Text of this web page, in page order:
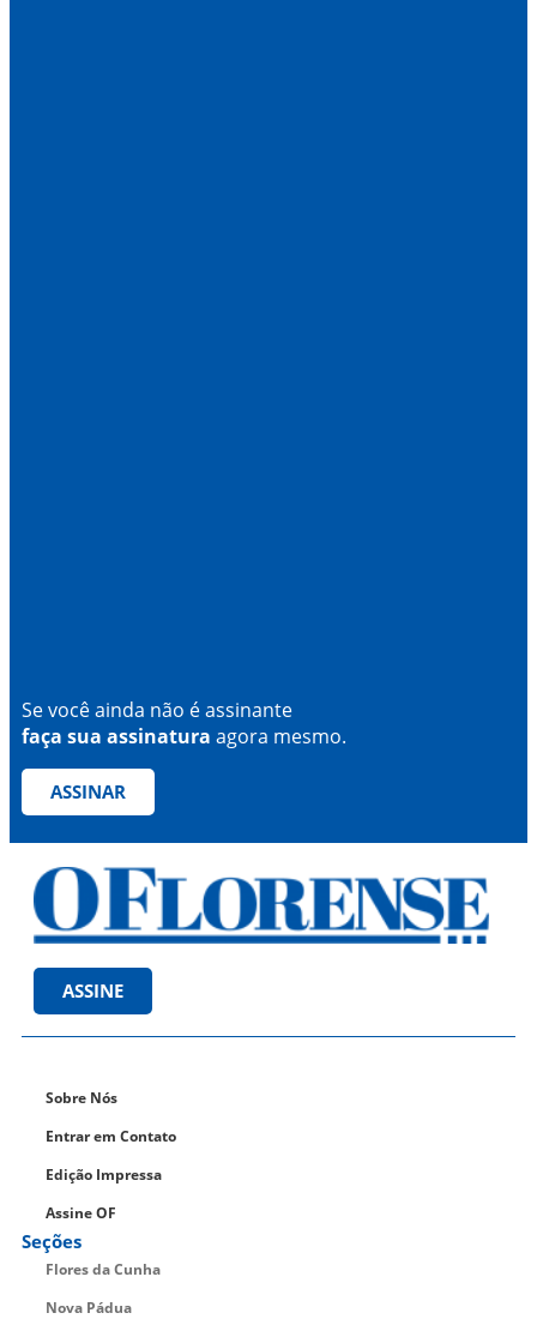
Se você ainda não é assinante
faça sua assinatura agora mesmo.
ASSINAR
ASSINE
Sobre Nós
Entrar em Contato
Edição Impressa
Assine OF
Seções
Flores da Cunha
Nova Pádua